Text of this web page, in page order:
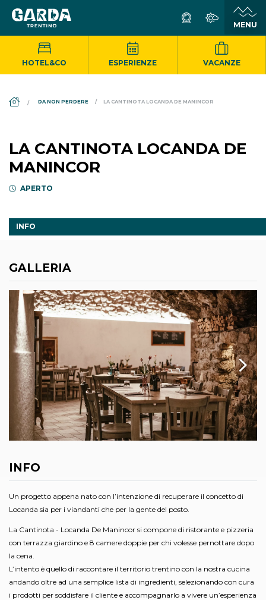
HOTEL&CO ESPERIENZE VACANZE
DA NON PERDERE LA CANTINOTA LOCANDA DE MANINCOR
LA CANTINOTA LOCANDA DE
MANINCOR
APERTO
INFO
GALLERIA
INFO
Un progetto appena nato con l’intenzione di recuperare il concetto di
Locanda sia per i viandanti che per la gente del posto.
La Cantinota - Locanda De Manincor si compone di ristorante e pizzeria
con terrazza giardino e 8 camere doppie per chi volesse pernottare dopo
la cena.
L’intento è quello di raccontare il territorio trentino con la nostra cucina
andando oltre ad una semplice lista di ingredienti, selezionando con cura
i prodotti per soddisfare il cliente e accompagnarlo a vivere un’esperienza